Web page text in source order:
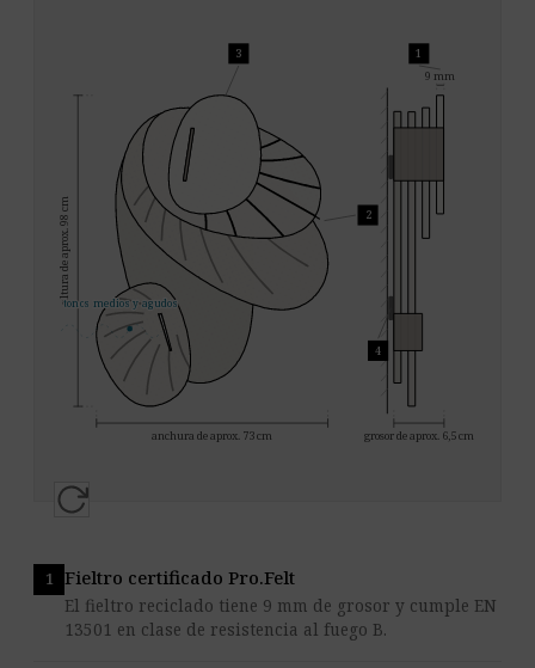
altura de aprox. 98 cm
anchura de aprox. 73 cm grosor de aprox. 6,5 cm
4
9 mm
1
2
3
tonos medios y agudos
Fieltro certificado Pro.Felt
El fieltro reciclado tiene 9 mm de grosor y cumple EN
13501 en clase de resistencia al fuego B.